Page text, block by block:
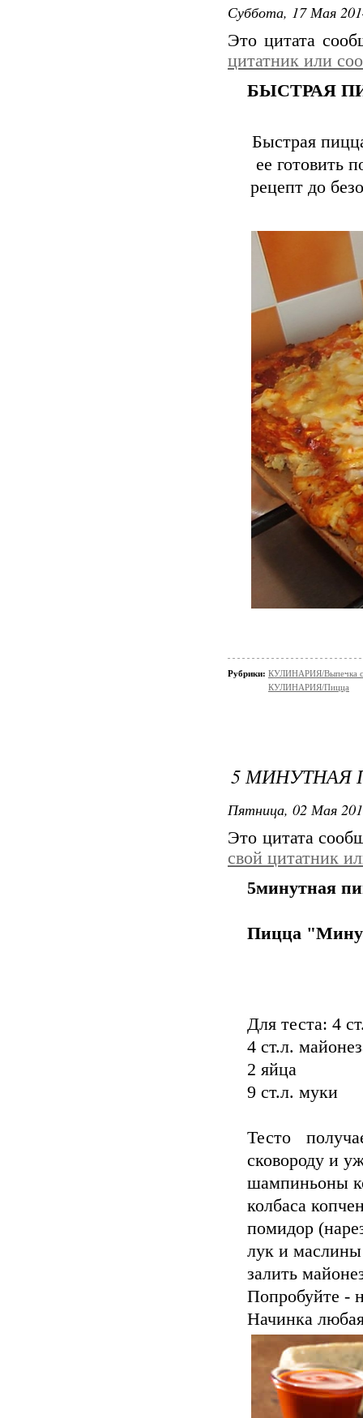
Суббота, 17 Мая
Это цитата
цитатник или
БЫСТРАЯ
Быстрая
ее готовить
рецепт до
Рубрики: КУЛИНАРИЯ/Выпечка
КУЛИНАРИЯ/Пицца
5 МИНУТНАЯ
Пятница, 02 Мая
Это цитата
свой цитатник
5минутная
Пицца
Для теста: 4
4 ст.л.
2 яйца
9 ст.л. муки
Тесто
сковороду и
шампиньоны
колбаса
помидор
лук и
залить
Попробуйте -
Начинка